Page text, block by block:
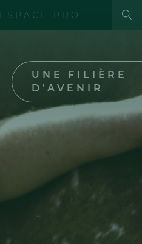
ESPACE PRO
UNE FILIÈRE
D’AVENIR